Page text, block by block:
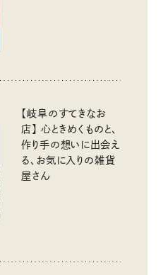
【岐阜のすてきなお
店】 心ときめくものと、
作り手の想いに出会え
る、お気に入りの雑貨
屋さん